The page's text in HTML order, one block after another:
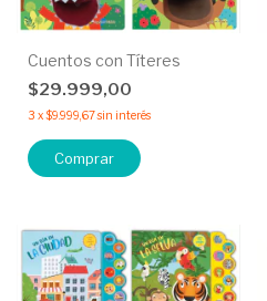
Cuentos con Títeres
$29.999,00
3 x$9.999,67sin interés
Comprar